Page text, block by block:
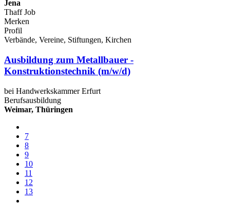
Jena
Thaff Job
Merken
Profil
Verbände, Vereine, Stiftungen, Kirchen
Ausbildung zum Metallbauer -
Konstruktionstechnik (m/w/d)
bei Handwerkskammer Erfurt
Berufsausbildung
Weimar, Thüringen
7
8
9
10
11
12
13